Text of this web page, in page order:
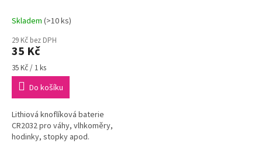
Skladem (>10 ks)
29 Kč bez DPH
35 Kč
Měrná
cena:
35 Kč / 1 ks
Do košíku
Lithiová knoflíková baterie
CR2032 pro váhy, vlhkoměry,
hodinky, stopky apod.